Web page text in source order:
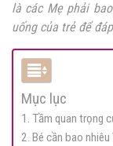
là các Mẹ phải
uống của trẻ để
Mục lục
1. Tầm quan trọng
2. Bé cần bao